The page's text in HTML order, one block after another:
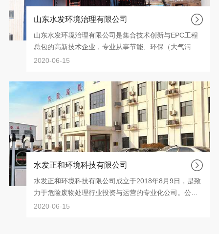
山东水发环境治理有限公司
山东水发环境治理有限公司是集合技术创新与EPC工程
总包的高新技术企业，专业从事节能、环保（大气污染
物防治）技术的研发、设计、项目实施等工作。2018年
程专业承包、环保工程专业承包资质、环境工程专项设
计乙级资质证书。2020年先后荣获“政府采购优秀供应
商”、“AAA级信用企业”、“AAA级重合同守信用企业”等荣
誉称号。
2020-06-15
水发正和环境科技有限公司
水发正和环境科技有限公司成立于2018年8月9日，是致
力于危险废物处理行业投资与运营的专业化公司。公司
拥有危废行业专家级技术团队与市场团队，对全国危废
2020-06-15